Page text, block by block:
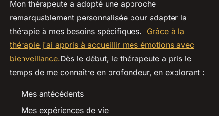
Mon thérapeute a adopté une approche
remarquablement personnalisée pour adapter la
thérapie à mes besoins spécifiques. Grâce à la
thérapie j'ai appris à accueillir mes émotions avec
bienveillance.Dès le début, le thérapeute a pris le
temps de me connaître en profondeur, en explorant :
Mes antécédents
Mes expériences de vie